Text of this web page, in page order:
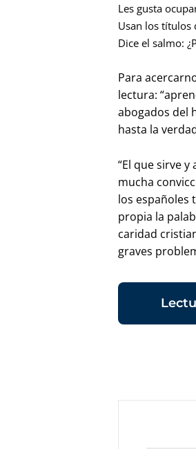
Les gusta
Usan los títulos
Dice el salmo:
Para
lectura:
abogados del
hasta la
“El que sirve
mucha
los españoles
propia la
caridad
graves